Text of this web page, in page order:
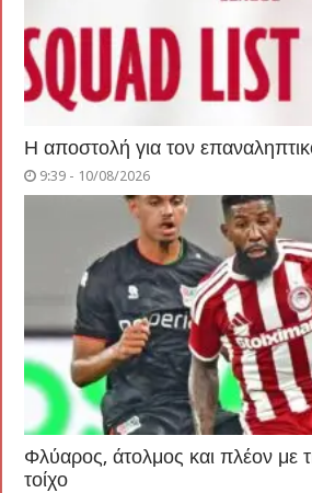
Η αποστολή για τον
9:39 - 10/08/2026
Φλύαρος, άτολμος και πλέον με
τοίχο